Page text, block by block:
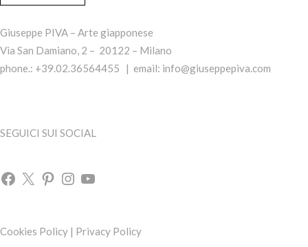
Giuseppe PIVA – Arte giapponese
Via San Damiano, 2 – 20122 – Milano
phone.: +39.02.36564455 | email: info@giuseppepiva.com
SEGUICI SUI SOCIAL
Cookies Policy | Privacy Policy